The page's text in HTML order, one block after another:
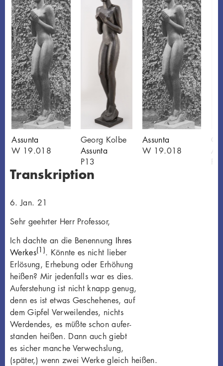
Assunta
W 19.018
Georg Kolbe
Assunta
P13
Assunta
W 19.018
Transkription
6. Jan. 21
Sehr geehrter Herr Professor,
Ich dachte an die Benennung Ihres
Werkes(1). Könnte es nicht lieber
Erlösung, Erhebung oder Erhöhung
heißen? Mir jedenfalls war es dies.
Auferstehung ist nicht knapp genug,
denn es ist etwas Geschehenes, auf
dem Gipfel Verweilendes, nichts
Werdendes, es müßte schon aufer-
standen heißen. Dann auch giebt
es sicher manche Verwechslung,
(später,) wenn zwei Werke gleich heißen.